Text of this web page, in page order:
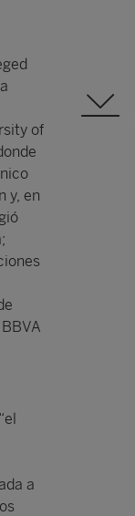
of
y, en
a